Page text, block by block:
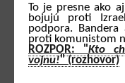
To je presne ako
bojujú proti
podpora.
proti komunistom
ROZPOR: "Kto
vojnu!" (rozhovor)